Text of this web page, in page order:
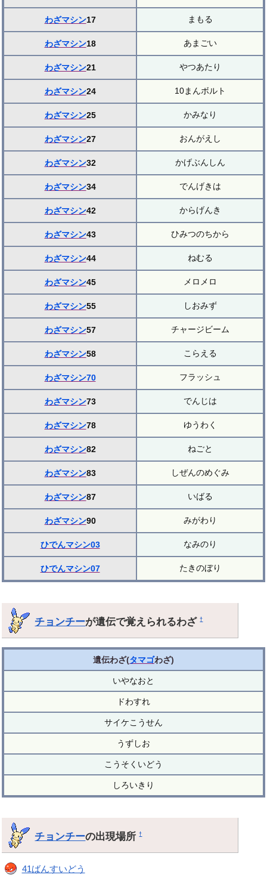
わざマシン17 まもる
わざマシン18 あまごい
わざマシン21 やつあたり
わざマシン24 10まんボルト
わざマシン25 かみなり
わざマシン27 おんがえし
わざマシン32 かげぶんしん
わざマシン34 でんげきは
わざマシン42 からげんき
わざマシン43 ひみつのちから
わざマシン44 ねむる
わざマシン45 メロメロ
わざマシン55 しおみず
わざマシン57 チャージビーム
わざマシン58 こらえる
わざマシン70 フラッシュ
わざマシン73 でんじは
わざマシン78 ゆうわく
わざマシン82 ねごと
わざマシン83 しぜんのめぐみ
わざマシン87 いばる
わざマシン90 みがわり
ひでんマシン03 なみのり
ひでんマシン07 たきのぼり
チョンチーが遺伝で覚えられるわざ†
遺伝わざ(タマゴわざ)
いやなおと
ドわすれ
サイケこうせん
うずしお
こうそくいどう
しろいきり
チョンチーの出現場所†
41ばんすいどう